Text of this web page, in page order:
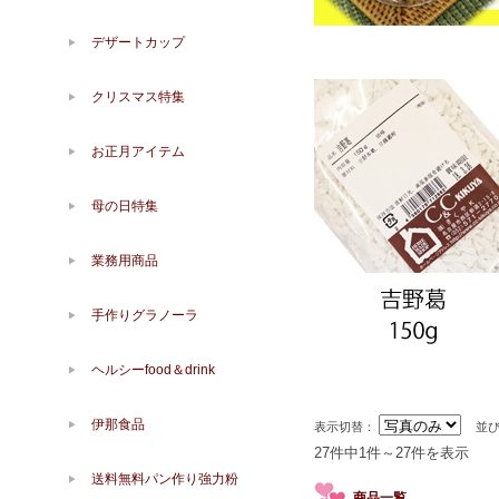
表示切替： 並
27件中1件～27件を表示
デザートカップ
クリスマス特集
お正月アイテム
母の日特集
業務用商品
手作りグラノーラ
ヘルシーfood＆drink
伊那食品
送料無料パン作り強力粉